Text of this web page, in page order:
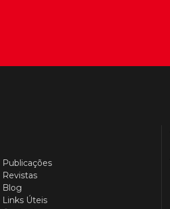
Publicações
Revistas
Blog
Links Úteis